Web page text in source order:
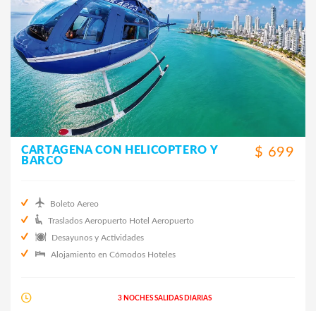
$ 699
CARTAGENA CON HELICOPTERO Y
BARCO
Boleto Aereo
Traslados Aeropuerto Hotel Aeropuerto
Desayunos y Actividades
Alojamiento en Cómodos Hoteles
3 NOCHES SALIDAS DIARIAS